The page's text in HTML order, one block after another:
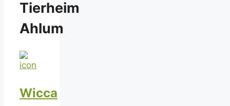
Tierheim
Ahlum
Wicca